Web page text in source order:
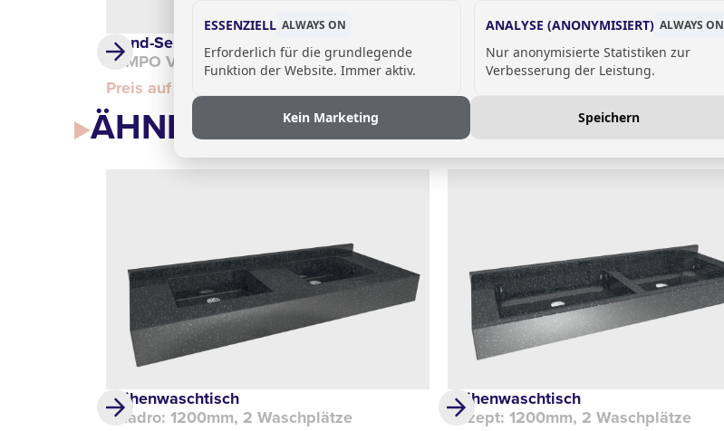
Stand-Selbstschlussventil
TEMPO VI
Preis auf Anfrage
Händetrockner
INDRA
ÄHNLICHE PRODUKTE
Reihenwaschtisch
Quadro: 1200mm, 2 Waschplätze
Reihenwaschtisch
Akzept: 1200mm, 2 Waschplätze
ESSENZIELL ALWAYS ON
Erforderlich für die grundlegende
Funktion der Website. Immer aktiv.
ANALYSE (ANONYMISIERT) ALWAYS ON
Nur anonymisierte Statistiken zur
Verbesserung der Leistung.
Kein Marketing Speichern